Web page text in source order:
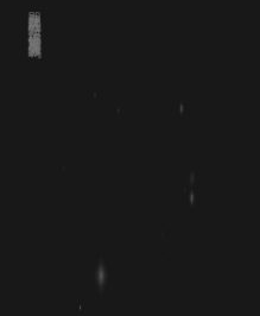
即使品牌紅極一時 但你確定它能歷久彌新嗎